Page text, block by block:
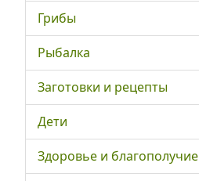
Грибы
Рыбалка
Заготовки и рецепты
Дети
Здоровье и благополучие